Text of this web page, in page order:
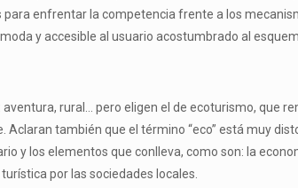
enfrentar la competencia frente a los
y accesible al usuario acostumbrado al
rural… pero eligen el de ecoturismo, que
también que el término “eco” está muy
y los elementos que conlleva, como son: la
por las sociedades locales.